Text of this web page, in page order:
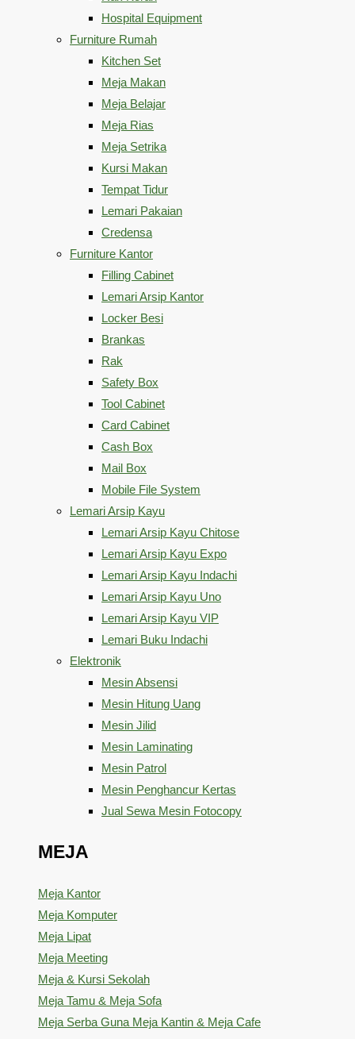
Hospital Equipment
Furniture Rumah
Kitchen Set
Meja Makan
Meja Belajar
Meja Rias
Meja Setrika
Kursi Makan
Tempat Tidur
Lemari Pakaian
Credensa
Furniture Kantor
Filling Cabinet
Lemari Arsip Kantor
Locker Besi
Brankas
Rak
Safety Box
Tool Cabinet
Card Cabinet
Cash Box
Mail Box
Mobile File System
Lemari Arsip Kayu
Lemari Arsip Kayu Chitose
Lemari Arsip Kayu Expo
Lemari Arsip Kayu Indachi
Lemari Arsip Kayu Uno
Lemari Arsip Kayu VIP
Lemari Buku Indachi
Elektronik
Mesin Absensi
Mesin Hitung Uang
Mesin Jilid
Mesin Laminating
Mesin Patrol
Mesin Penghancur Kertas
Jual Sewa Mesin Fotocopy
MEJA
Meja Kantor
Meja Komputer
Meja Lipat
Meja Meeting
Meja & Kursi Sekolah
Meja Tamu & Meja Sofa
Meja Serba Guna Meja Kantin & Meja Cafe